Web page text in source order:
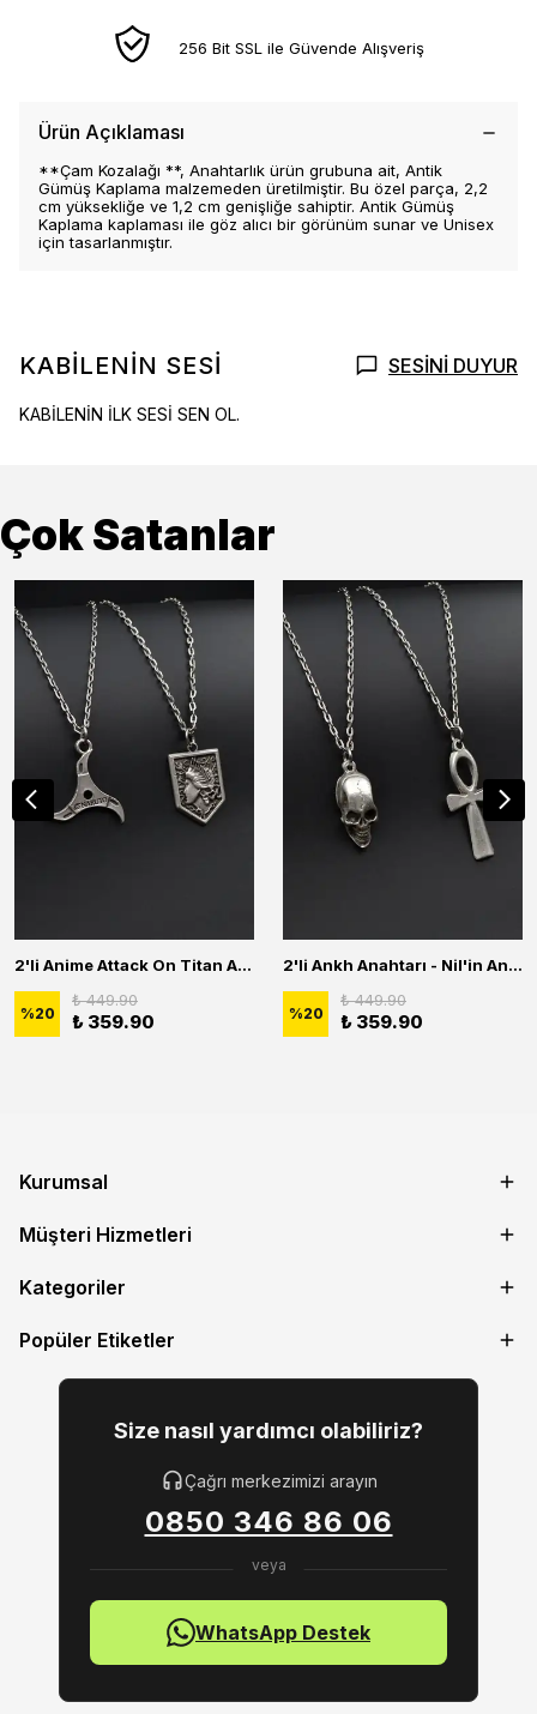
256 Bit SSL ile Güvende Alışveriş
Ürün Açıklaması
**Çam Kozalağı **, Anahtarlık ürün grubuna ait, Antik
Gümüş Kaplama malzemeden üretilmiştir. Bu özel parça, 2,2
cm yüksekliğe ve 1,2 cm genişliğe sahiptir. Antik Gümüş
Kaplama kaplaması ile göz alıcı bir görünüm sunar ve Unisex
için tasarlanmıştır.
KABİLENİN SESİ SESİNİ DUYUR
KABİLENİN İLK SESİ SEN OL.
Çok Satanlar
2'li Anime Attack On Titan Acrylic Maria Anime Naruto Erkek Kadın Kolye Seti
%20
₺ 449.90
₺ 359.90
2'li Ankh Anahtarı - Nil'in Anahtarı - Kuru Kafa Erkek Kadın Kolye Seti
%20
₺ 449.90
₺ 359.90
Kurumsal
Müşteri Hizmetleri
Kategoriler
Popüler Etiketler
Size nasıl yardımcı olabiliriz?
Çağrı merkezimizi arayın
0850 346 86 06
WhatsApp Destek